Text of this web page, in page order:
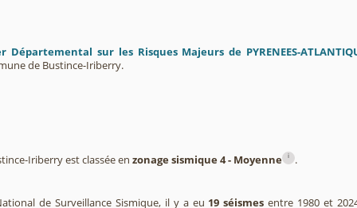
Départemental sur les Risques Majeurs de PYRENEES-
de Bustince-Iriberry.
Iriberry est classée en zonage sismique 4 - Moyenne i .
de Surveillance Sismique, il y a eu 19 séismes entre 1980 et